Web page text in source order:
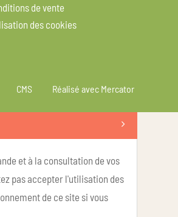
de vente
des cookies
CMS Réalisé avec Mercator
et à la consultation de vos
pas accepter l'utilisation des
de ce site si vous